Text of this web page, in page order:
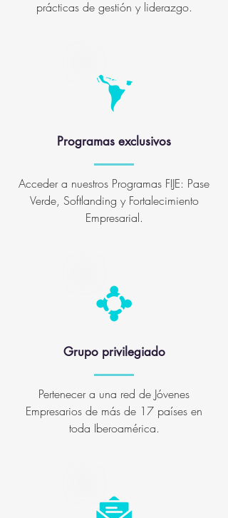
prácticas de gestión y liderazgo.
Programas exclusivos
Acceder a nuestros Programas FIJE: Pase
Verde, Softlanding y Fortalecimiento
Empresarial.
Grupo privilegiado
Pertenecer a una red de Jóvenes
Empresarios de más de 17 países en
toda Iberoamérica.